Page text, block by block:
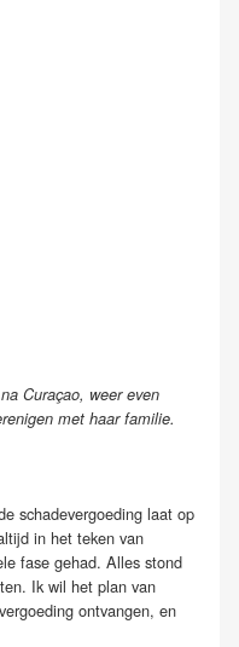
Curaçao, weer even
met haar familie.
schadevergoeding laat op
in het teken van
fase gehad. Alles stond
Ik wil het plan van
ontvangen, en